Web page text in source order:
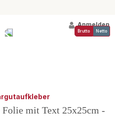
Anmelden
Brutto Netto
mit Text 25x25cm -